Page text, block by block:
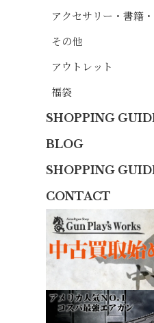
アクセサリー・書籍
その他
アウトレット
福袋
SHOPPING
BLOG
SHOPPING
CONTACT